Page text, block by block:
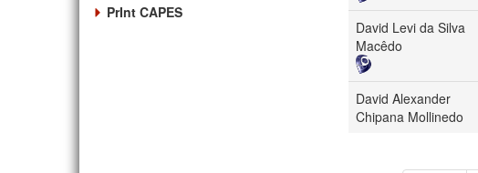
PrInt CAPES
David Levi da Silva
Macêdo
David Alexander
Chipana Mollinedo